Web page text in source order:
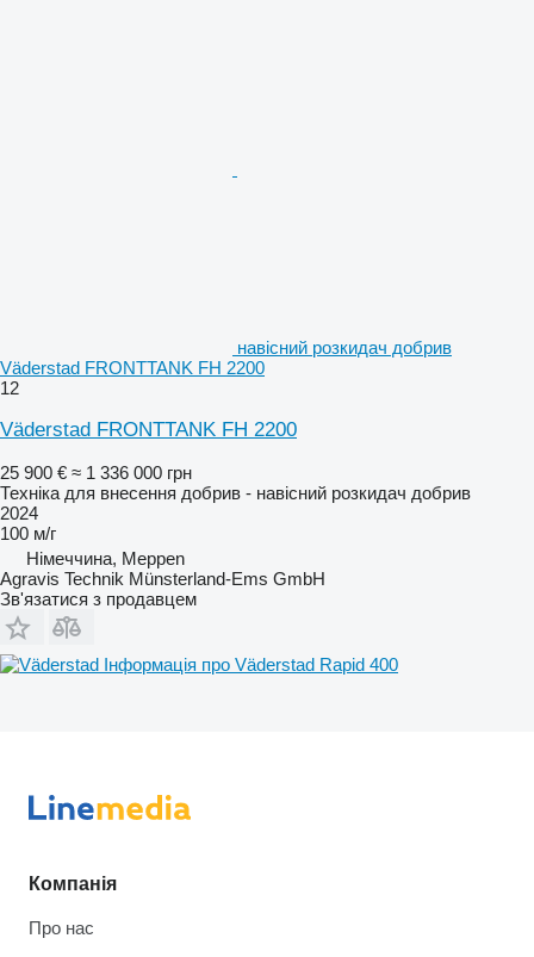
навісний розкидач добрив
Väderstad FRONTTANK FH 2200
12
Väderstad FRONTTANK FH 2200
25 900 € ≈ 1 336 000 грн
Техніка для внесення добрив - навісний розкидач добрив
2024
100 м/г
Німеччина, Meppen
Agravis Technik Münsterland-Ems GmbH
Зв'язатися з продавцем
Інформація про Väderstad Rapid 400
Компанія
Про нас